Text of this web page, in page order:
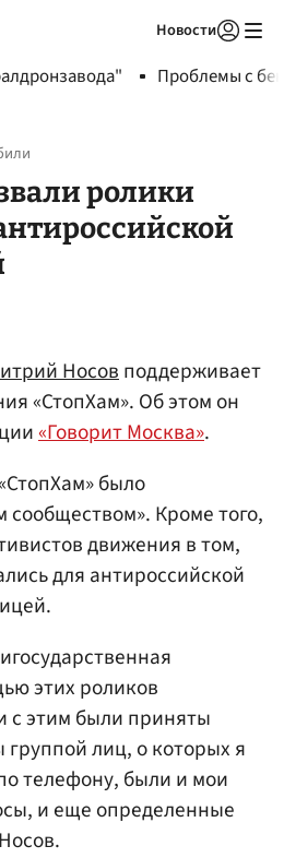
Новости
Проблемы с
ролики
Носовподдерживает
«СтопХам». Об этом он
«Говорит Москва».
было
Кроме того,
движения в том,
для антироссийской
этих роликов
с этим были приняты
лиц, о которых я
телефону, были и мои
и еще определенные